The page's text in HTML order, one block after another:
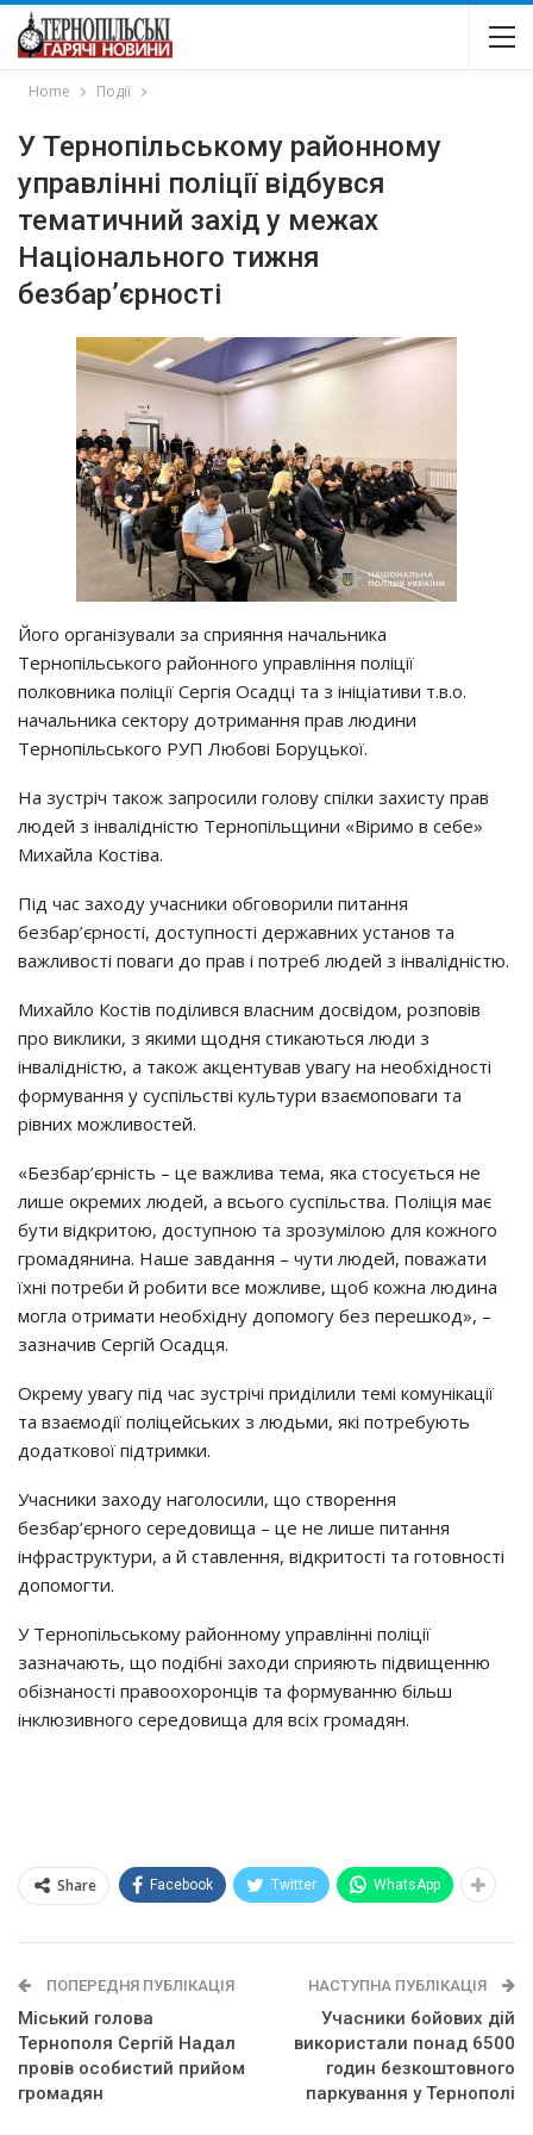
Home Події
У Тернопільському районному
управлінні поліції відбувся
тематичний захід у межах
Національного тижня
безбар’єрності
Його організували за сприяння начальника
Тернопільського районного управління поліції
полковника поліції Сергія Осадці та з ініціативи т.в.о.
начальника сектору дотримання прав людини
Тернопільського РУП Любові Боруцької.
На зустріч також запросили голову спілки захисту прав
людей з інвалідністю Тернопільщини «Віримо в себе»
Михайла Костіва.
Під час заходу учасники обговорили питання
безбар’єрності, доступності державних установ та
важливості поваги до прав і потреб людей з інвалідністю.
Михайло Костів поділився власним досвідом, розповів
про виклики, з якими щодня стикаються люди з
інвалідністю, а також акцентував увагу на необхідності
формування у суспільстві культури взаємоповаги та
рівних можливостей.
«Безбар’єрність – це важлива тема, яка стосується не
лише окремих людей, а всього суспільства. Поліція має
бути відкритою, доступною та зрозумілою для кожного
громадянина. Наше завдання – чути людей, поважати
їхні потреби й робити все можливе, щоб кожна людина
могла отримати необхідну допомогу без перешкод», –
зазначив Сергій Осадця.
Окрему увагу під час зустрічі приділили темі комунікації
та взаємодії поліцейських з людьми, які потребують
додаткової підтримки.
Учасники заходу наголосили, що створення
безбар’єрного середовища – це не лише питання
інфраструктури, а й ставлення, відкритості та готовності
допомогти.
У Тернопільському районному управлінні поліції
зазначають, що подібні заходи сприяють підвищенню
обізнаності правоохоронців та формуванню більш
інклюзивного середовища для всіх громадян.
Share Facebook Twitter WhatsApp
ПОПЕРЕДНЯ ПУБЛІКАЦІЯ
Міський голова
Тернополя Сергій Надал
провів особистий прийом
громадян
НАСТУПНА ПУБЛІКАЦІЯ
Учасники бойових дій
використали понад 6500
годин безкоштовного
паркування у Тернополі